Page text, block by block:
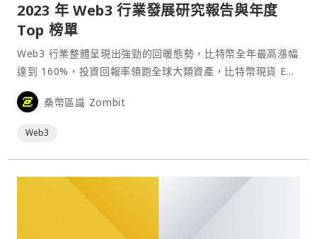
2023 年 Web3 行業發展研究報告與年度
Top 榜單
Web3 行業整體呈現出強勁的回暖態勢，比特幣全年最高漲幅
達到 160%，投資回報率領跑全球大類資產，比特幣現貨 ETF
成為增量資金新的入場管道。
桑幣區識 Zombit
Web3